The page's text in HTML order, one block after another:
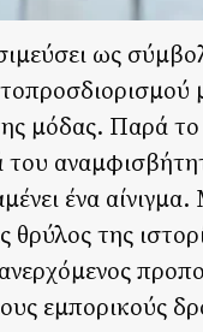
ως
μόδας. Παρά
ένα αίνιγμα.
θρύλος της
ανερχόμενος
εμπορικούς